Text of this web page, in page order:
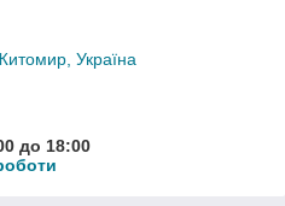
Україна
до 18:00